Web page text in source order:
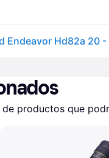
Endeavor Hd82a 20 -
productos que